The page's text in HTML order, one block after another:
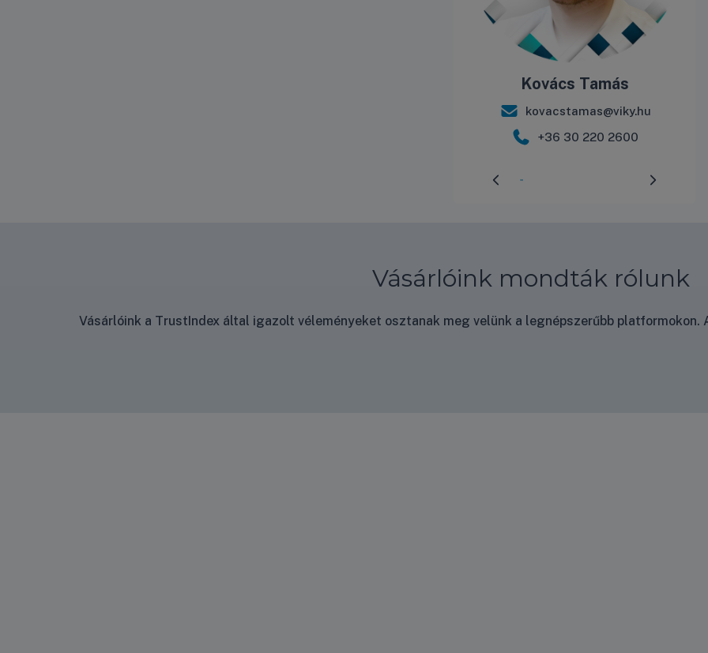
Kovács Tamás
kovacstamas@viky.hu
+36 30 220 2600
Vásárlóink mondták rólunk
Vásárlóink a TrustIndex által igazolt véleményeket osztanak meg velünk a legnépszerűbb